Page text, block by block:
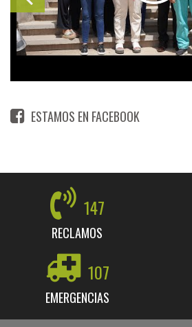
ESTAMOS EN FACEBOOK
147
RECLAMOS
107
EMERGENCIAS